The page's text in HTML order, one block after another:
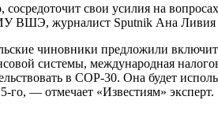
сосредоточит свои усилия на
ВШЭ, журналист Sputnik Ана Ливия
чиновники предложили
системы, международная
в COP-30. Она будет
го, — отмечает «Известиям» эксперт.